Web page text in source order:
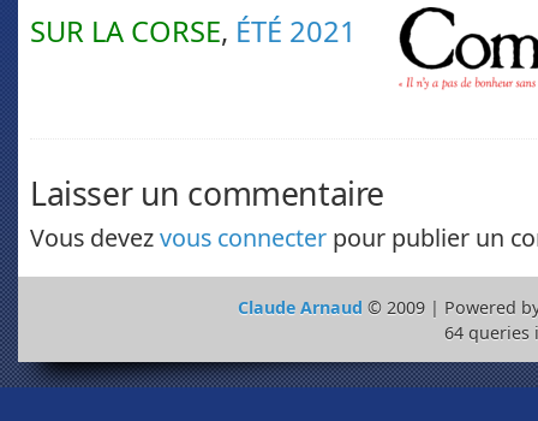
SUR LA CORSE, ÉTÉ 2021
Laisser un commentaire
Vous devezvous connecter pour publier un
Claude Arnaud © 2009 | Powered
64 queries